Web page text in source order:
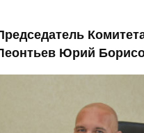
Юрий